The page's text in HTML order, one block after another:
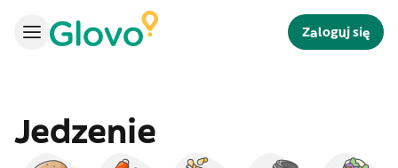
Zaloguj się
Jedzenie